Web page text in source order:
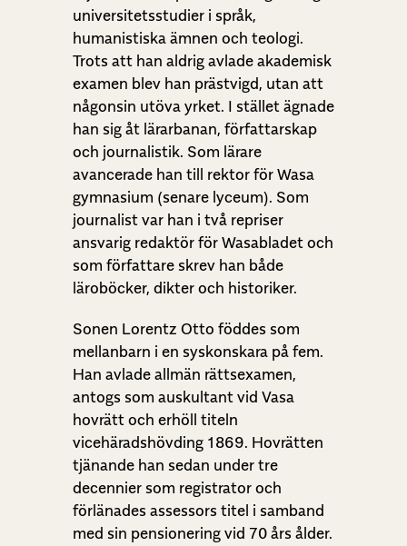
universitetsstudier i språk,
humanistiska ämnen och teologi.
Trots att han aldrig avlade akademisk
examen blev han prästvigd, utan att
någonsin utöva yrket. I stället ägnade
han sig åt lärarbanan, författarskap
och journalistik. Som lärare
avancerade han till rektor för Wasa
gymnasium (senare lyceum). Som
journalist var han i två repriser
ansvarig redaktör för Wasabladet och
som författare skrev han både
läroböcker, dikter och historiker.
Sonen Lorentz Otto föddes som
mellanbarn i en syskonskara på fem.
Han avlade allmän rättsexamen,
antogs som auskultant vid Vasa
hovrätt och erhöll titeln
vicehäradshövding 1869. Hovrätten
tjänande han sedan under tre
decennier som registrator och
förlänades assessors titel i samband
med sin pensionering vid 70 års ålder.